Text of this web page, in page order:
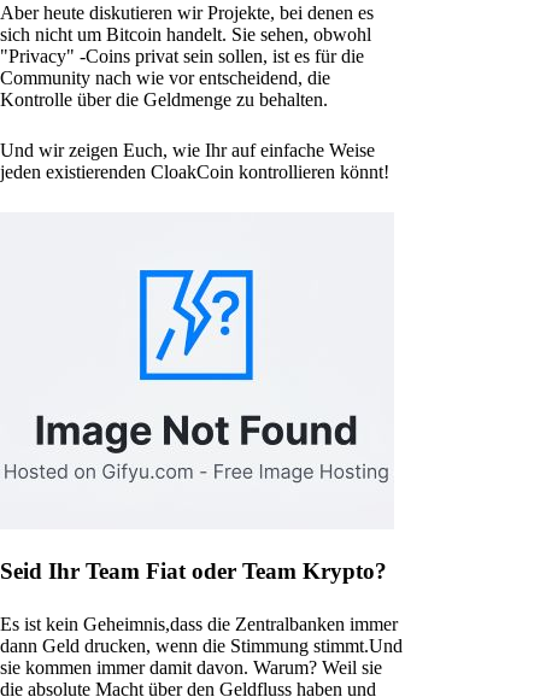
Aber heute diskutieren wir Projekte, bei denen es
sich nicht um Bitcoin handelt. Sie sehen, obwohl
"Privacy" -Coins privat sein sollen, ist es für die
Community nach wie vor entscheidend, die
Kontrolle über die Geldmenge zu behalten.
Und wir zeigen Euch, wie Ihr auf einfache Weise
jeden existierenden CloakCoin kontrollieren könnt!
Seid Ihr Team Fiat oder Team Krypto?
Es ist kein Geheimnis,dass die Zentralbanken immer
dann Geld drucken, wenn die Stimmung stimmt.Und
sie kommen immer damit davon. Warum? Weil sie
die absolute Macht über den Geldfluss haben und